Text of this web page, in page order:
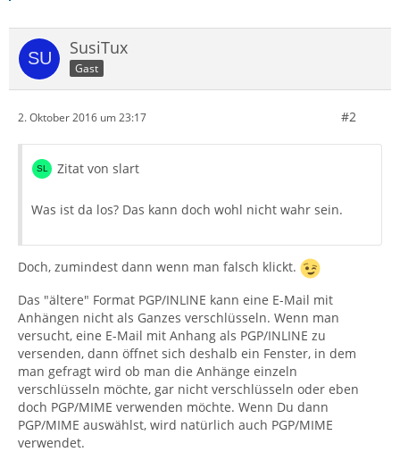
SusiTux
Gast
2. Oktober 2016 um 23:17 #2
Zitat von slart
Was ist da los? Das kann doch wohl nicht wahr sein.
Doch, zumindest dann wenn man falsch klickt.
Das "ältere" Format PGP/INLINE kann eine E-Mail mit
Anhängen nicht als Ganzes verschlüsseln. Wenn man
versucht, eine E-Mail mit Anhang als PGP/INLINE zu
versenden, dann öffnet sich deshalb ein Fenster, in dem
man gefragt wird ob man die Anhänge einzeln
verschlüsseln möchte, gar nicht verschlüsseln oder eben
doch PGP/MIME verwenden möchte. Wenn Du dann
PGP/MIME auswählst, wird natürlich auch PGP/MIME
verwendet.